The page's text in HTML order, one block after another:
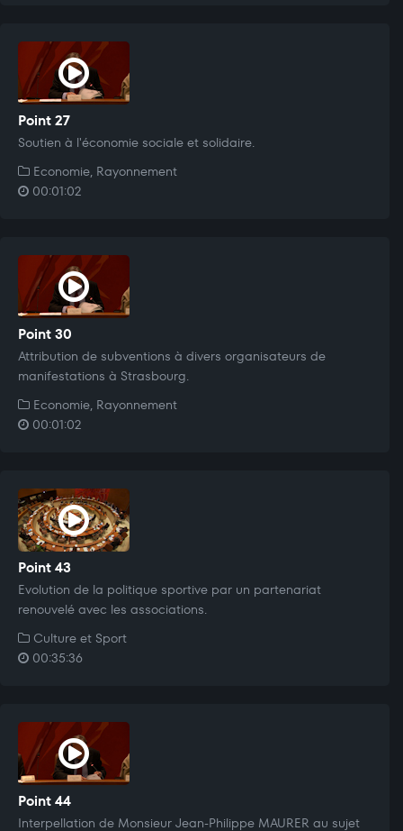
Point 27
Soutien à l'économie sociale et solidaire.
Economie, Rayonnement
00:01:02
Point 30
Attribution de subventions à divers organisateurs de
manifestations à Strasbourg.
Economie, Rayonnement
00:01:02
Point 43
Evolution de la politique sportive par un partenariat
renouvelé avec les associations.
Culture et Sport
00:35:36
Point 44
Interpellation de Monsieur Jean-Philippe MAURER au sujet